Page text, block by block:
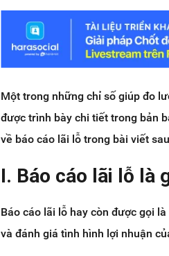
Một trong những chỉ số giúp đo
được trình bày chi tiết trong bản
về báo cáo lãi lỗ trong bài viết
I. Báo cáo lãi lỗ là
Báo cáo lãi lỗ hay còn được gọi
và đánh giá tình hình lợi nhuận